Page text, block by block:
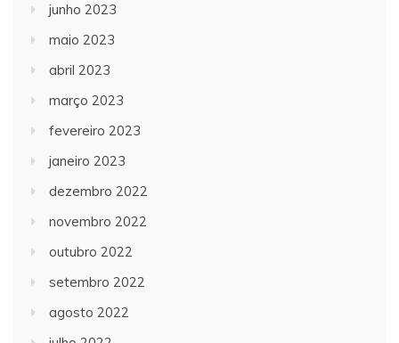
junho 2023
maio 2023
abril 2023
março 2023
fevereiro 2023
janeiro 2023
dezembro 2022
novembro 2022
outubro 2022
setembro 2022
agosto 2022